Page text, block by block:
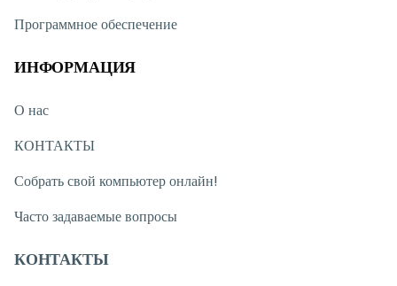
Программное обеспечение
ИНФОРМАЦИЯ
О нас
КОНТАКТЫ
Собрать свой компьютер онлайн!
Часто задаваемые вопросы
КОНТАКТЫ